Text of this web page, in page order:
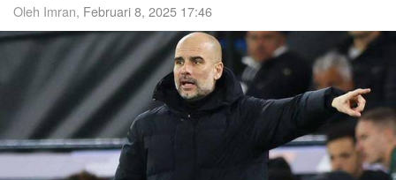
Oleh Imran, Februari 8, 2025 17:46